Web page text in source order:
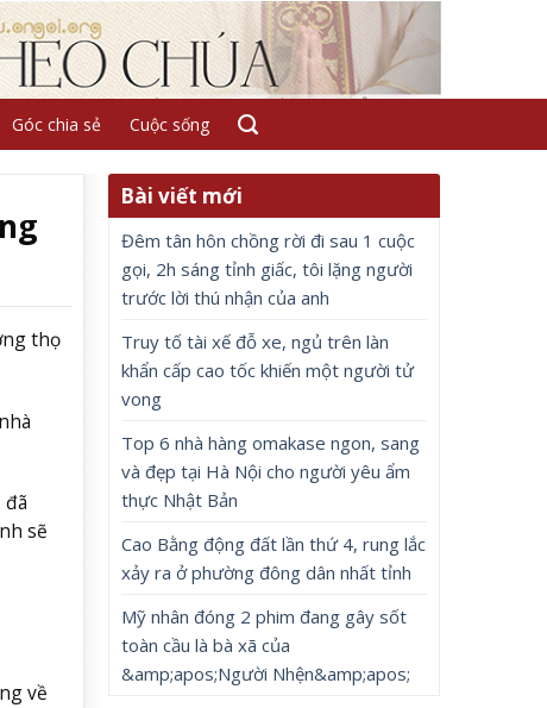
Góc chia sẻ Cuộc sống
thọ
đã
sẽ
về
Bài viết mới
Đêm tân hôn chồng rời đi sau 1 cuộc
gọi, 2h sáng tỉnh giấc, tôi lặng người
trước lời thú nhận của anh
Truy tố tài xế đỗ xe, ngủ trên làn
khẩn cấp cao tốc khiến một người tử
vong
Top 6 nhà hàng omakase ngon, sang
và đẹp tại Hà Nội cho người yêu ẩm
thực Nhật Bản
Cao Bằng động đất lần thứ 4, rung lắc
xảy ra ở phường đông dân nhất tỉnh
Mỹ nhân đóng 2 phim đang gây sốt
toàn cầu là bà xã của
&amp;apos;Người Nhện&amp;apos;